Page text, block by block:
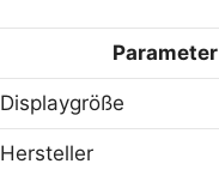
Parameter
Displaygröße
Hersteller